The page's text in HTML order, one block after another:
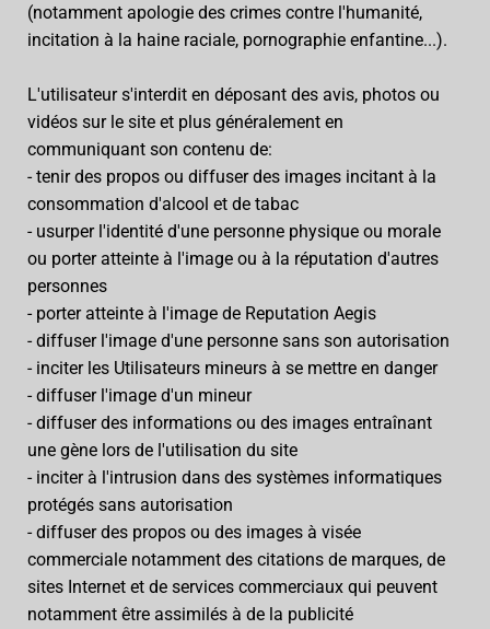
(notamment apologie des crimes contre l'humanité,
incitation à la haine raciale, pornographie enfantine...).
L'utilisateur s'interdit en déposant des avis, photos ou
vidéos sur le site et plus généralement en
communiquant son contenu de:
- tenir des propos ou diffuser des images incitant à la
consommation d'alcool et de tabac
- usurper l'identité d'une personne physique ou morale
ou porter atteinte à l'image ou à la réputation d'autres
personnes
- porter atteinte à l'image de Reputation Aegis
- diffuser l'image d'une personne sans son autorisation
- inciter les Utilisateurs mineurs à se mettre en danger
- diffuser l'image d'un mineur
- diffuser des informations ou des images entraînant
une gène lors de l'utilisation du site
- inciter à l'intrusion dans des systèmes informatiques
protégés sans autorisation
- diffuser des propos ou des images à visée
commerciale notamment des citations de marques, de
sites Internet et de services commerciaux qui peuvent
notamment être assimilés à de la publicité